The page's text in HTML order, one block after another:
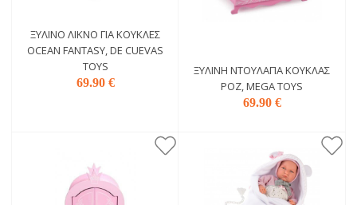
ΞΎΛΙΝΟ ΛΊΚΝΟ ΓΙΑ ΚΟΎΚΛΕΣ
OCEAN FANTASY, DE CUEVAS
TOYS
69.90 €
ΞΎΛΙΝΗ ΝΤΟΥΛΆΠΑ ΚΟΎΚΛΑΣ
ΡΟΖ, MEGA TOYS
69.90 €